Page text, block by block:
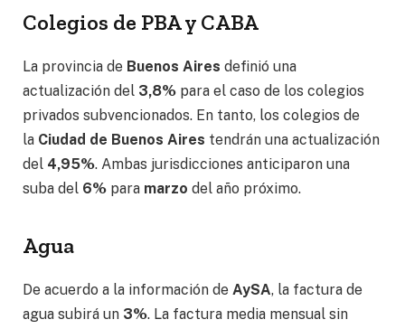
Colegios de PBA y CABA
La provincia de Buenos Aires definió una
actualización del 3,8% para el caso de los colegios
privados subvencionados. En tanto, los colegios de
la Ciudad de Buenos Aires tendrán una actualización
del 4,95%. Ambas jurisdicciones anticiparon una
suba del 6% para marzo del año próximo.
Agua
De acuerdo a la información de AySA, la factura de
agua subirá un 3%. La factura media mensual sin